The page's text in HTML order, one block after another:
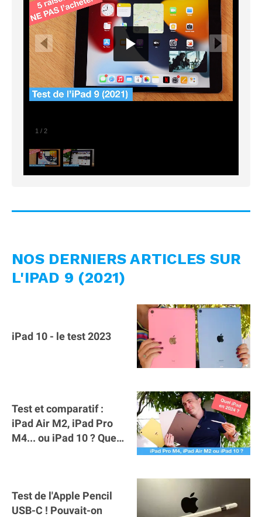
1 / 2
NOS DERNIERS ARTICLES SUR
L'IPAD 9 (2021)
iPad 10 - le test 2023
Test et comparatif :
iPad Air M2, iPad Pro
M4... ou iPad 10 ? Quel
Test de l'Apple Pencil
USB-C ! Pouvait-on